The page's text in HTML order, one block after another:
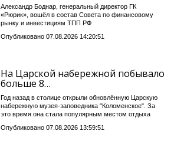
Александр Боднар, генеральный директор ГК
«Рюрик», вошёл в состав Совета по финансовому
рынку и инвестициям ТПП РФ
Опубликовано 07.08.2026 14:20:51
На Царской набережной побывало
больше 8…
Год назад в столице открыли обновлённую Царскую
набережную музея-заповедника "Коломенское". За
это время она стала популярным местом отдыха
Опубликовано 07.08.2026 13:59:51